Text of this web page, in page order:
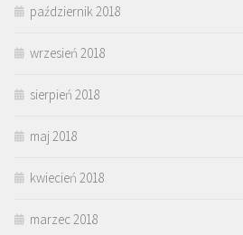
październik 2018
wrzesień 2018
sierpień 2018
maj 2018
kwiecień 2018
marzec 2018